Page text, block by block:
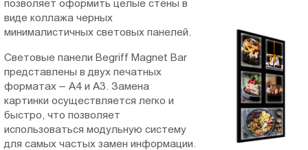
позволяет оформить целые стены в
виде коллажа черных
минималистичных световых панелей.
Световые панели Begriff Magnet Bar
представлены в двух печатных
форматах – А4 и А3. Замена
картинки осуществляется легко и
быстро, что позволяет
использоваться модульную систему
для самых частых замен информации.
9.00-
Сб.,
Вс.:
выходной